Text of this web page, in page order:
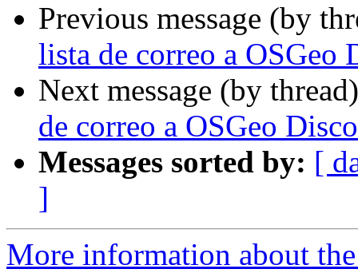
Previous message (by
lista de correo a OSGeo
Next message (by
de correo a OSGeo
Messages sorted by: [
]
More information about